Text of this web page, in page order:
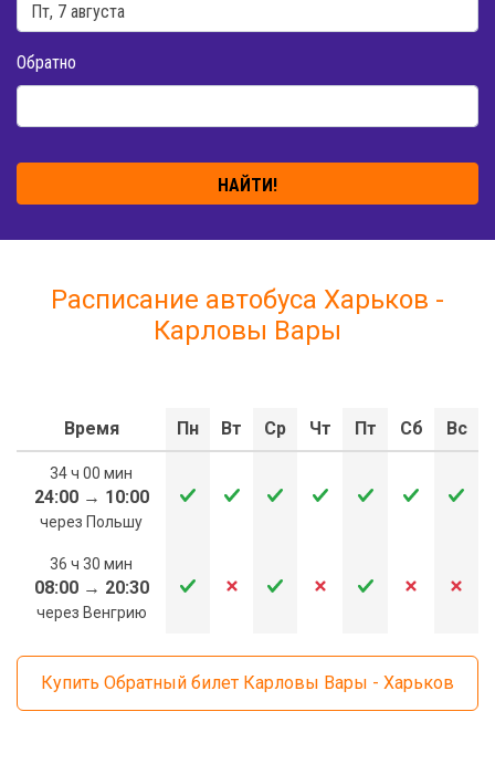
Обратно
НАЙТИ!
Расписание автобуса Харьков -
Карловы Вары
Время Пн Вт Ср Чт Пт Сб Вс
34 ч 00 мин
24:00→ 10:00
через Польшу
36 ч 30 мин
08:00→ 20:30
через Венгрию
Купить Обратный билет Карловы Вары - Харьков